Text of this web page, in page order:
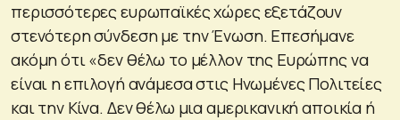
περισσότερες ευρωπαϊκές χώρες εξετάζουν
στενότερη σύνδεση με την Ένωση. Επεσήμανε
ακόμη ότι «δεν θέλω το μέλλον της Ευρώπης να
είναι η επιλογή ανάμεσα στις Ηνωμένες Πολιτείες
και την Κίνα. Δεν θέλω μια αμερικανική αποικία ή